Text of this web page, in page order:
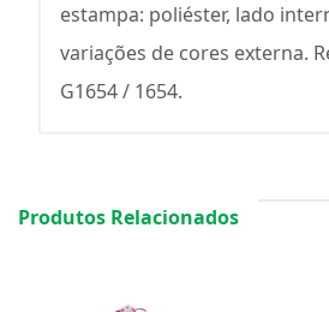
estampa: poliéster, lado
variações de cores externa.
G1654 / 1654.
Produtos Relacionados